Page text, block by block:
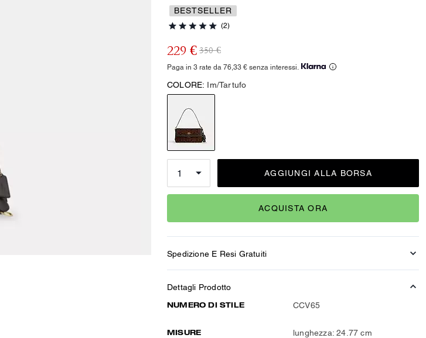
BESTSELLER
(2)
229 € 350 €
Paga in 3 rate da 76,33 € senza interessi.
COLORE: Im/Tartufo
AGGIUNGI ALLA BORSA
ACQUISTA ORA
Spedizione E Resi Gratuiti
Dettagli Prodotto
NUMERO DI STILE
CCV65
MISURE
lunghezza: 24.77 cm